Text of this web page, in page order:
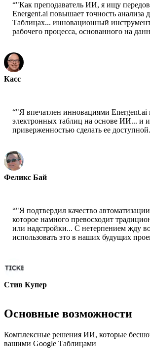
“"Как преподаватель ИИ, я ищу
Energent.ai повышает точность анализа
Таблицах... инновационный
рабочего процесса, основанного на
Касс
“"Я впечатлен инновациями Energent.ai
электронных таблиц на основе ИИ... и
приверженностью сделать ее
Феликс Бай
“"Я подтвердил качество
которое намного превосходит
или надстройки... С нетерпением жду
использовать это в наших будущих
Стив Купер
Основные возможности
Комплексные решения ИИ, которые
вашими Google Таблицами